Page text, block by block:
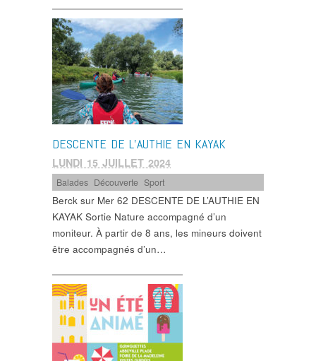
DESCENTE DE L’AUTHIE EN KAYAK
LUNDI 15 JUILLET 2024
Balades Découverte ,Sport
Berck sur Mer 62 DESCENTE DE L’AUTHIE EN
KAYAK Sortie Nature accompagné d’un
moniteur. À partir de 8 ans, les mineurs doivent
être accompagnés d’un…